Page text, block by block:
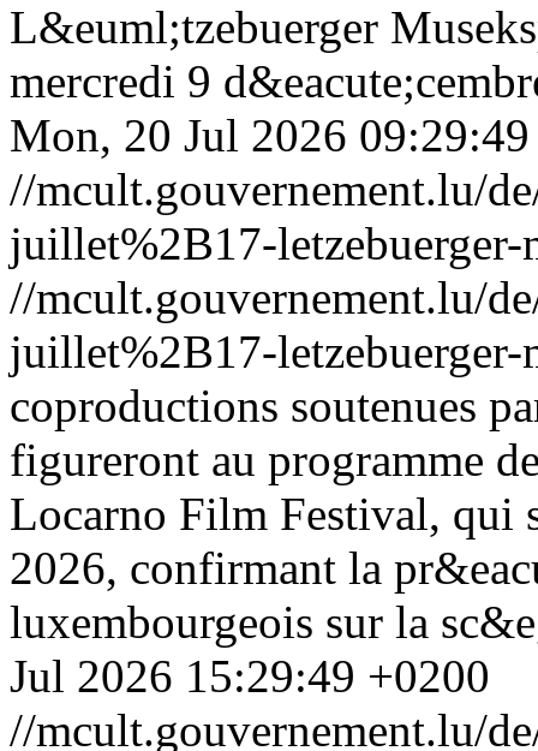
L&euml;tzebuerger
mercredi 9
Mon, 20 Jul 2026
//mcult.gouvernement.lu/
juillet%2B17-letzebuerger-
//mcult.gouvernement.lu/
juillet%2B17-letzebuerger-
coproductions soutenues
figureront au programme
Locarno Film Festival, qui
2026, confirmant la
luxembourgeois sur la
Jul 2026 15:29:49 +0200
//mcult.gouvernement.lu/